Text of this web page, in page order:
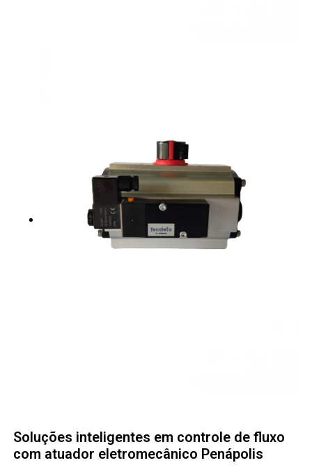
Soluções inteligentes em controle de fluxo
com atuador eletromecânico Penápolis